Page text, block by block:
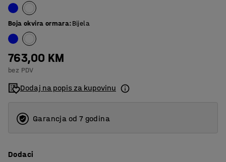
Boja okvira ormara:Bijela
763,00 KM
bez PDV
Dodaj na popis za kupovinu
Garancja od 7 godina
Dodaci